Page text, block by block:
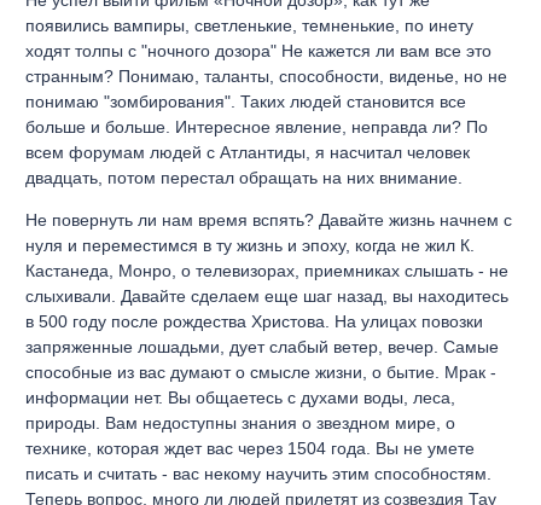
появились вампиры, светленькие, темненькие, по инету
ходят толпы с "ночного дозора" Не кажется ли вам все это
странным? Понимаю, таланты, способности, виденье, но не
понимаю "зомбирования". Таких людей становится все
больше и больше. Интересное явление, неправда ли? По
всем форумам людей с Атлантиды, я насчитал человек
двадцать, потом перестал обращать на них внимание.
Не повернуть ли нам время вспять? Давайте жизнь начнем с
нуля и переместимся в ту жизнь и эпоху, когда не жил К.
Кастанеда, Монро, о телевизорах, приемниках слышать - не
слыхивали. Давайте сделаем еще шаг назад, вы находитесь
в 500 году после рождества Христова. На улицах повозки
запряженные лошадьми, дует слабый ветер, вечер. Самые
способные из вас думают о смысле жизни, о бытие. Мрак -
информации нет. Вы общаетесь с духами воды, леса,
природы. Вам недоступны знания о звездном мире, о
технике, которая ждет вас через 1504 года. Вы не умете
писать и считать - вас некому научить этим способностям.
Теперь вопрос, много ли людей прилетят из созвездия Тау